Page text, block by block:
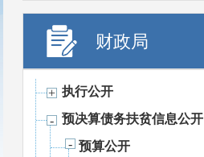
财政局
执行公开
预决算债务扶贫信息公开
预算公开